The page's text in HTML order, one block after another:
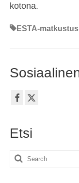
kotona.
ESTA-matkustus
Etsi
Search